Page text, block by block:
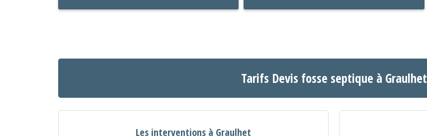
Tarifs Devis fosse septique à Graulhet
Les interventions à Graulhet